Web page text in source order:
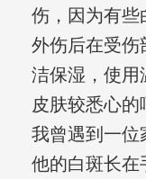
伤，因为有些
外伤后在受伤
洁保湿，使用
皮肤较悉心的
我曾遇到一位
他的白斑长在